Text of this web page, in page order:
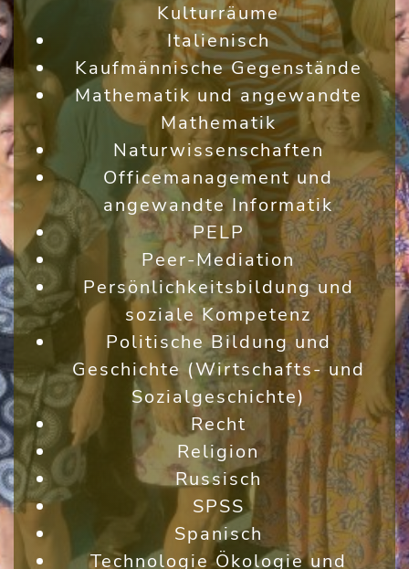
Kulturräume
Italienisch
Kaufmännische Gegenstände
Mathematik und angewandte
Mathematik
Naturwissenschaften
Officemanagement und
angewandte Informatik
PELP
Peer-Mediation
Persönlichkeitsbildung und
soziale Kompetenz
Politische Bildung und
Geschichte (Wirtschafts- und
Sozialgeschichte)
Recht
Religion
Russisch
SPSS
Spanisch
Technologie Ökologie und